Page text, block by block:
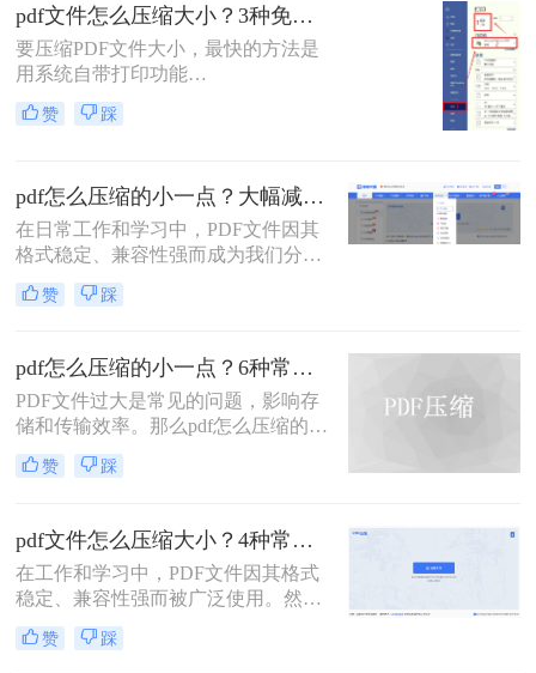
用的PDF压缩方法，以帮助您更好地
压缩PDF文件。
pdf文件怎么压缩大小？3种免费+1种专业方法全攻略（附决策表）！
要压缩PDF文件大小，最快的方法是
用系统自带打印功能
（Windows/macOS均支持）或在线免
费工具（如PDFmao、转转大师）直
业软件「转转大师PDF转换器」——
它支持自定义压缩等级、图片重采
样，且完全本地处理，安全无广告。
的需求，然后逐一详解每种方法的具
赞 踩
pdf怎么压缩的小一点？大幅减小文件体积的有效方法全解析！
在日常工作和学习中，PDF文件因其
格式稳定、兼容性强而成为我们分享
文档、报告和资料的首选格式。然
而，随之而来的问题也显而易见：过
在通过邮件发送、即时通讯工具传输
或上传至云平台时受到限制，严重影
响效率。因此，pdf怎么压缩的小一
点，成为一项必备技能。
赞 踩
pdf怎么压缩的小一点？6种常用方案详解！
PDF文件过大是常见的问题，影响存
储和传输效率。那么pdf怎么压缩的小
一点呢？本文将详解6种主流压缩方
案，助你快速解决文件体积过大的困
赞 踩
pdf文件怎么压缩大小？4种常用压缩方法详解！
在工作和学习中，PDF文件因其格式
稳定、兼容性强而被广泛使用。然
而，PDF文件体积过大常会导致存储
空间不足、传输速度慢等问题。那么
赞 踩